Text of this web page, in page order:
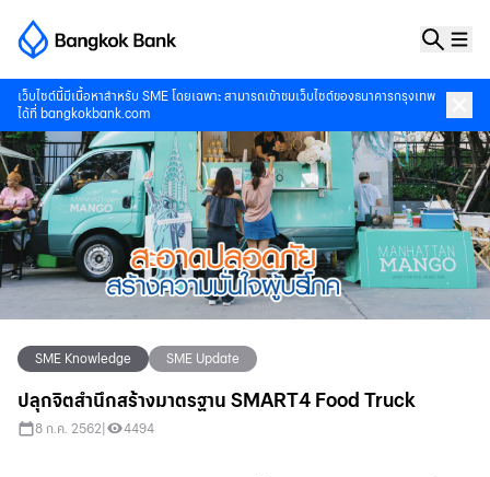
เว็บไซต์นี้มีเนื้อหาสำหรับ SME โดยเฉพาะ สามารถเข้าชมเว็บไซต์ของธนาคารกรุงเทพ
ได้ที่ bangkokbank.com
SME Knowledge SME Update
ปลุกจิตสำนึกสร้างมาตรฐาน SMART4 Food Truck
8 ก.ค. 2562 4494